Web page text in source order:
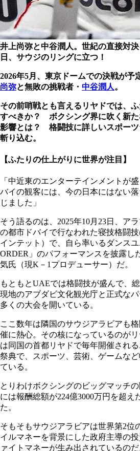
井上尚弥と中谷潤人。世紀の直接対
日、サウジのリングに立つ！
2026年5月、東京ドームでの決戦が予
尚弥と無敗の挑戦者・ 中谷潤人。
その前哨戦とも言えるリヤドでは、
すべきか？ ボクシング界に吹く新た
影響とは？ 格闘技に詳しいスポーツ
斬り込む。
【ふたりの仕上がりに世界が注目】
「中近東のエンターテインメントが
バイの観客には、今の日本にはない
じました」
そう語るのは、2025年10月23日、ア
の都市ドバイで行なわれた寝技格闘
インテット）で、自ら率いるダンス
ORDER」のパフォーマンスを披露し
気氏（現K－1プロデューサー）だ。
もともとUAEでは格闘技が盛んで、
現地のアブダビ文化観光庁と正式なパ
多くの大会を開いている。
ここ数年は隣国のサウジアラビアも
催に熱心。その核になっているのが
は同国の首都リヤドで毎年開催され
祭典で、スポーツ、芸術、ゲームな
ている。
とりわけボクシングのビッグマッチ
には報酬総額が224億3000万円を超え
た。
そもそもサウジアラビアは世界第2位
イルマネーを背景にした政府主導の
ァイトマネーが生み出されているのだ